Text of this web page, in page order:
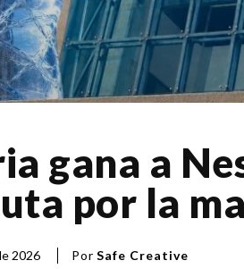
gana a
por la
2026 Por Safe Creative